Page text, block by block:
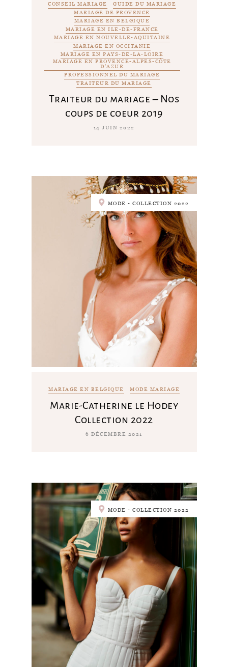
CONSEIL MARIAGE
GUIDE DU MARIAGE
MARIAGE DE PROVENCE
MARIAGE EN BELGIQUE
MARIAGE EN ILE-DE-FRANCE
MARIAGE EN NOUVELLE-AQUITAINE
MARIAGE EN OCCITANIE
MARIAGE EN PAYS-DE-LA-LOIRE
MARIAGE EN PROVENCE-ALPES-CÔTE
D'AZUR
PROFESSIONNEL DU MARIAGE
TRAITEUR DU MARIAGE
Traiteur du mariage – Nos
coups de coeur 2019
14 JUIN 2022
MODE - COLLECTION 2022
MARIAGE EN BELGIQUE MODE MARIAGE
Marie-Catherine le Hodey
Collection 2022
6 DÉCEMBRE 2021
MODE - COLLECTION 2022